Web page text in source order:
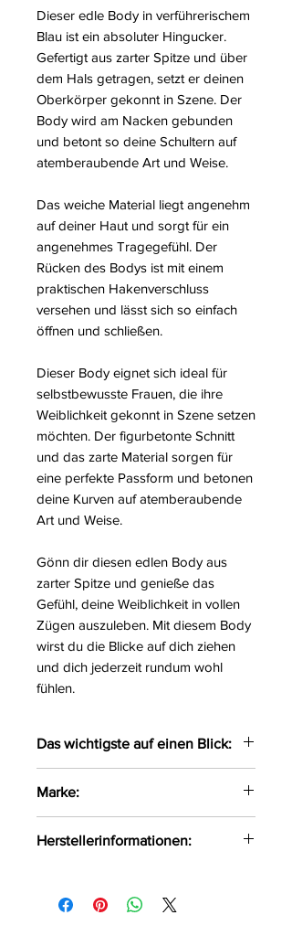
Dieser edle Body in verführerischem
Blau ist ein absoluter Hingucker.
Gefertigt aus zarter Spitze und über
dem Hals getragen, setzt er deinen
Oberkörper gekonnt in Szene. Der
Body wird am Nacken gebunden
und betont so deine Schultern auf
atemberaubende Art und Weise.
Das weiche Material liegt angenehm
auf deiner Haut und sorgt für ein
angenehmes Tragegefühl. Der
Rücken des Bodys ist mit einem
praktischen Hakenverschluss
versehen und lässt sich so einfach
öffnen und schließen.
Dieser Body eignet sich ideal für
selbstbewusste Frauen, die ihre
Weiblichkeit gekonnt in Szene setzen
möchten. Der figurbetonte Schnitt
und das zarte Material sorgen für
eine perfekte Passform und betonen
deine Kurven auf atemberaubende
Art und Weise.
Gönn dir diesen edlen Body aus
zarter Spitze und genieße das
Gefühl, deine Weiblichkeit in vollen
Zügen auszuleben. Mit diesem Body
wirst du die Blicke auf dich ziehen
und dich jederzeit rundum wohl
fühlen.
Das wichtigste auf einen Blick:
Spitze welcher überm Hals
getragen wird
Der Body wird am Nacken
angenehmen auf der Haut
Marke:
Herstellerinformationen:
Krolewska Street 1